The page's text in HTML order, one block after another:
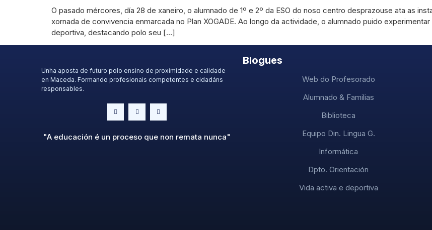
O pasado mércores, día 28 de xaneiro, o alumnado de 1º e 2º da ESO do noso centro desprazouse ata as
xornada de convivencia enmarcada no Plan XOGADE. Ao longo da actividade, o alumnado puido
deportiva, destacando polo seu […]
Unha aposta de futuro polo ensino de proximidade e calidade
en Maceda. Formando profesionais competentes e cidadáns
responsables.
"A educación é un proceso que non remata nunca"
Blogues
Web do Profesorado
Alumnado & Familias
Biblioteca
Equipo Din. Lingua G.
Informática
Dpto. Orientación
Vida activa e deportiva